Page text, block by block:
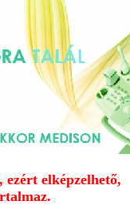
elképzelhető,